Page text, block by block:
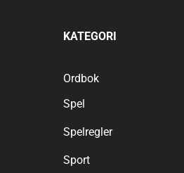
KATEGORI
Ordbok
Spel
Spelregler
Sport